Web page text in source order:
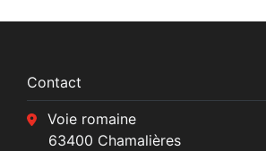
Contact
Voie romaine
63400 Chamalières